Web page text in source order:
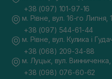
+38 (097) 101-97-16
м. Рівне, вул. 16-го Липня,
+38 (097) 544-61-44
м. Рівне, вул. Кулика і
+38 (068) 209-34-88
м. Луцьк, вул.
+38 (098) 076-60-62